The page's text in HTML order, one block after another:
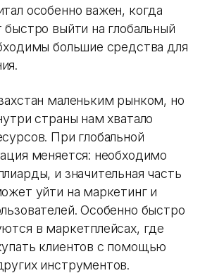
особенно важен, когда
быстро выйти на глобальный
большие средства для
маленьким рынком, но
страны нам хватало
При глобальной
меняется: необходимо
и значительная часть
уйти на маркетинг и
Особенно быстро
в маркетплейсах, где
клиентов с помощью
инструментов.